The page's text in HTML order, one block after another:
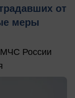
от
меры
МЧС России